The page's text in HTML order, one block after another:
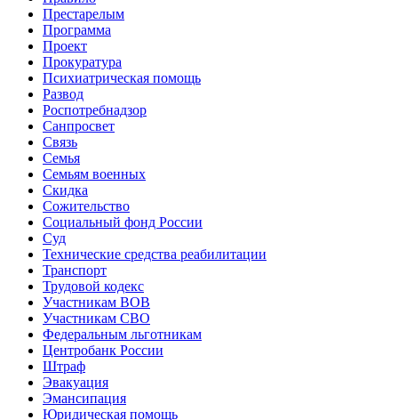
Престарелым
Программа
Проект
Прокуратура
Психиатрическая помощь
Развод
Роспотребнадзор
Санпросвет
Связь
Семья
Семьям военных
Скидка
Сожительство
Социальный фонд России
Суд
Технические средства реабилитации
Транспорт
Трудовой кодекс
Участникам ВОВ
Участникам СВО
Федеральным льготникам
Центробанк России
Штраф
Эвакуация
Эмансипация
Юридическая помощь